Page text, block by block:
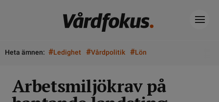
Heta ämnen: #Ledighet #Vårdpolitik #Lön
Arbetsmiljökrav på